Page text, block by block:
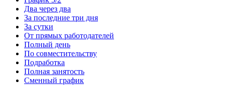
Два через два
За последние три дня
За сутки
От прямых работодателей
Полный день
По совместительству
Подработка
Полная занятость
Сменный график